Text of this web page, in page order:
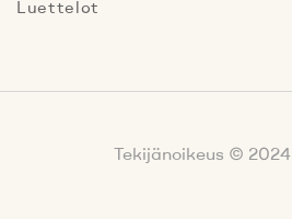
Luettelot
Tekijänoikeus © 2024